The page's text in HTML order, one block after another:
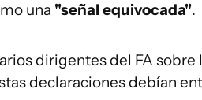
una "señal equivocada".
dirigentes del FA sobre
declaraciones debían